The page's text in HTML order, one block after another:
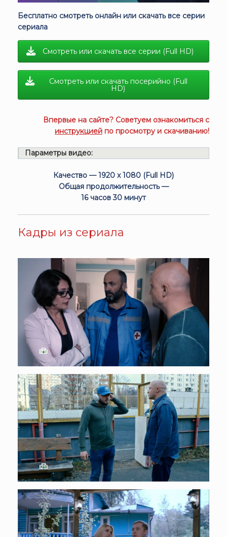
Бесплатно смотреть онлайн или скачать все серии
сериала
Смотреть или скачать все серии (Full HD)
Смотреть или скачать посерийно (Full
HD)
Впервые на сайте? Советуем ознакомиться с
инструкцией по просмотру и скачиванию!
Параметры видео:
Качество — 1920 x 1080 (Full HD)
Общая продолжительность —
16 часов 30 минут
Кадры из сериала